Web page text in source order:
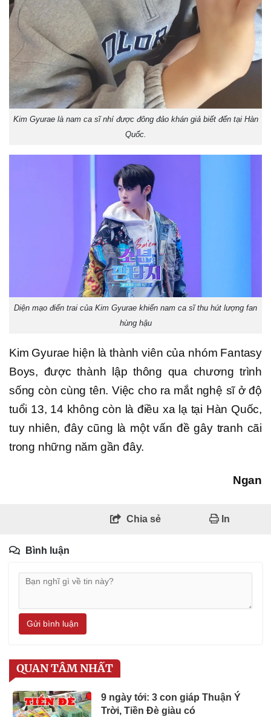
Kim Gyurae là nam ca sĩ nhí được đông đảo khán giả biết đến tại Hàn
Quốc.
Diện mạo điển trai của Kim Gyurae khiến nam ca sĩ thu hút lượng fan
hùng hậu
Kim Gyurae hiện là thành viên của nhóm Fantasy
Boys, được thành lập thông qua chương trình
sống còn cùng tên. Việc cho ra mắt nghệ sĩ ở độ
tuổi 13, 14 không còn là điều xa lạ tại Hàn Quốc,
tuy nhiên, đây cũng là một vấn đề gây tranh cãi
trong những năm gần đây.
Ngan
Chia sẻ In
Bình luận
Gửi bình luận
QUAN TÂM NHẤT
9 ngày tới: 3 con giáp Thuận Ý
Trời, Tiền Đè giàu có